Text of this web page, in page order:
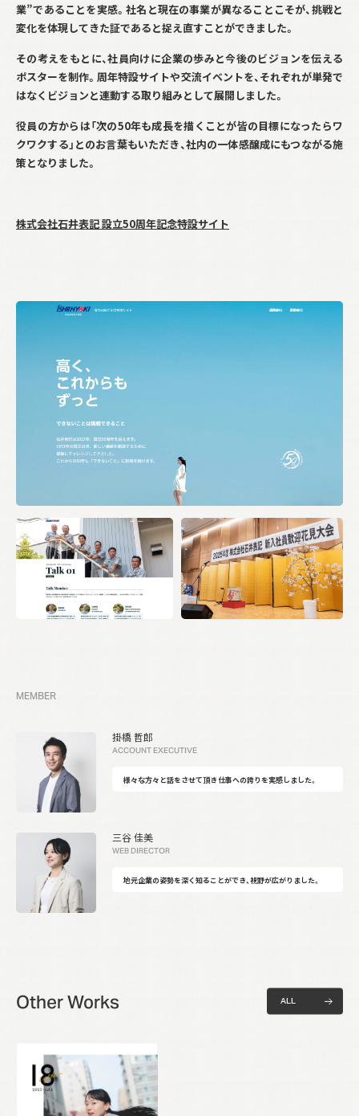
業”であることを実感。社名と現在の事業が異なることこそが、挑戦と
変化を体現してきた証であると捉え直すことができました。
その考えをもとに、社員向けに企業の歩みと今後のビジョンを伝える
ポスターを制作。周年特設サイトや交流イベントを、それぞれが単発で
はなくビジョンと連動する取り組みとして展開しました。
役員の方からは「次の50年も成長を描くことが皆の目標になったらワ
クワクする」とのお言葉もいただき、社内の一体感醸成にもつながる施
策となりました。
株式会社石井表記 設立50周年記念特設サイト
MEMBER
掛橋 哲郎
ACCOUNT EXECUTIVE
様々な方々と話をさせて頂き仕事への誇りを実感しました。
三谷 佳美
WEB DIRECTOR
地元企業の姿勢を深く知ることができ、視野が広がりました。
Other Works ALL